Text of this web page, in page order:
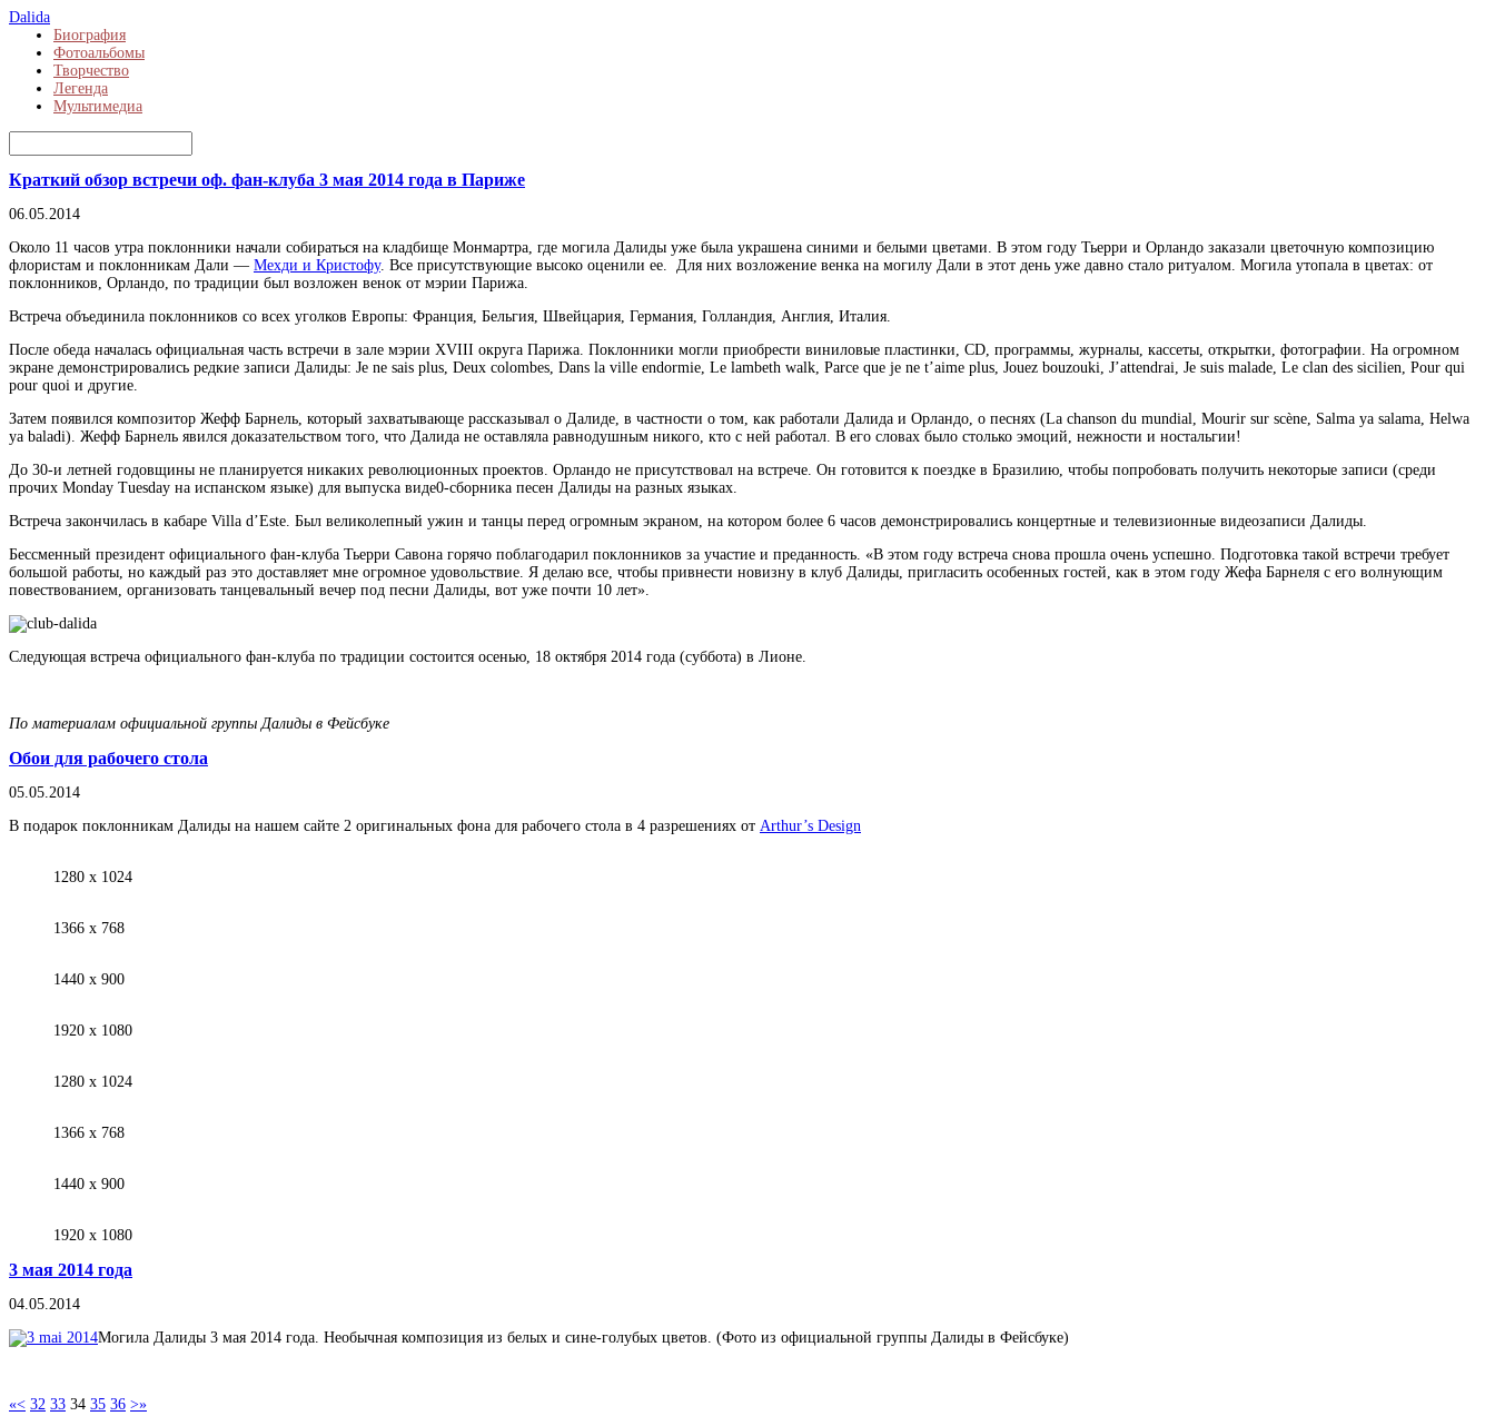
Dalida
Биография
Фотоальбомы
Творчество
Легенда
Мультимедиа
Краткий обзор встречи оф. фан-клуба 3 мая 2014 года в Париже
06.05.2014
Около 11 часов утра поклонники начали собираться на кладбище Монмартра, где могила Далиды уже была украшена синими и белыми цветами. В этом году Тьерри и Орландо заказали цветочную композицию
флористам и поклонникам Дали — Мехди и Кристофу. Все присутствующие высоко оценили ее. Для них возложение венка на могилу Дали в этот день уже давно стало ритуалом. Могила утопала в цветах: от
поклонников, Орландо, по традиции был возложен венок от мэрии Парижа.
Встреча объединила поклонников со всех уголков Европы: Франция, Бельгия, Швейцария, Германия, Голландия, Англия, Италия.
После обеда началась официальная часть встречи в зале мэрии XVIII округа Парижа. Поклонники могли приобрести виниловые пластинки, CD, программы, журналы, кассеты, открытки, фотографии. На огромном
экране демонстрировались редкие записи Далиды: Je ne sais plus, Deux colombes, Dans la ville endormie, Le lambeth walk, Parce que je ne t’aime plus, Jouez bouzouki, J’attendrai, Je suis malade, Le clan des sicilien, Pour qui
pour quoi и другие.
Затем появился композитор Жефф Барнель, который захватывающе рассказывал о Далиде, в частности о том, как работали Далида и Орландо, о песнях (La chanson du mundial, Mourir sur scène, Salma ya salama, Helwa
ya baladi). Жефф Барнель явился доказательством того, что Далида не оставляла равнодушным никого, кто с ней работал. В его словах было столько эмоций, нежности и ностальгии!
До 30-и летней годовщины не планируется никаких революционных проектов. Орландо не присутствовал на встрече. Он готовится к поездке в Бразилию, чтобы попробовать получить некоторые записи (среди
прочих Monday Tuesday на испанском языке) для выпуска виде0-сборника песен Далиды на разных языках.
Встреча закончилась в кабаре Villa d’Este. Был великолепный ужин и танцы перед огромным экраном, на котором более 6 часов демонстрировались концертные и телевизионные видеозаписи Далиды.
Бессменный президент официального фан-клуба Тьерри Савона горячо поблагодарил поклонников за участие и преданность. «В этом году встреча снова прошла очень успешно. Подготовка такой встречи требует
большой работы, но каждый раз это доставляет мне огромное удовольствие. Я делаю все, чтобы привнести новизну в клуб Далиды, пригласить особенных гостей, как в этом году Жефа Барнеля с его волнующим
повествованием, организовать танцевальный вечер под песни Далиды, вот уже почти 10 лет».
Следующая встреча официального фан-клуба по традиции состоится осенью, 18 октября 2014 года (суббота) в Лионе.
По материалам официальной группы Далиды в Фейсбуке
Обои для рабочего стола
05.05.2014
В подарок поклонникам Далиды на нашем сайте 2 оригинальных фона для рабочего стола в 4 разрешениях от Arthur’s Design
1280 х 1024
1366 х 768
1440 х 900
1920 х 1080
1280 х 1024
1366 х 768
1440 х 900
1920 х 1080
3 мая 2014 года
04.05.2014
Могила Далиды 3 мая 2014 года. Необычная композиция из белых и сине-голубых цветов. (Фото из официальной группы Далиды в Фейсбуке)
«< 32 33 34 35 36 >»